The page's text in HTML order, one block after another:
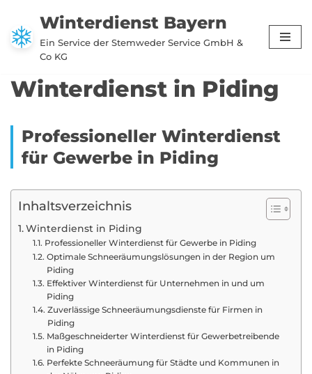
Zum
Inhalt
Winterdienst Bayern
Ein Service der Stemweder Service GmbH &
Co KG
Winterdienst in Piding
Professioneller Winterdienst
für Gewerbe in Piding
Inhaltsverzeichnis
Winterdienst in Piding
Professioneller Winterdienst für Gewerbe in Piding
Optimale Schneeräumungslösungen in der Region um
Piding
Effektiver Winterdienst für Unternehmen in und um
Piding
Zuverlässige Schneeräumungsdienste für Firmen in
Piding
Maßgeschneiderter Winterdienst für Gewerbetreibende
in Piding
Perfekte Schneeräumung für Städte und Kommunen in